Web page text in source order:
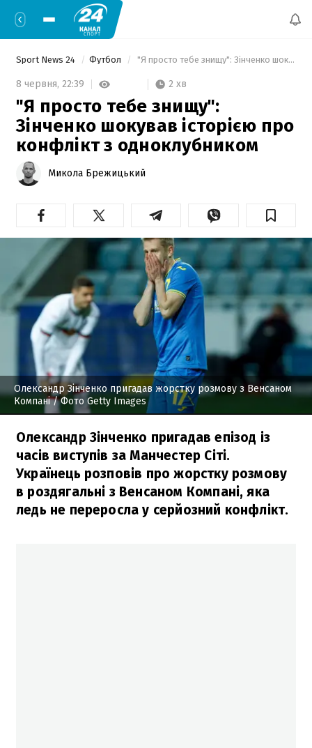
Sport News 24 Футбол "Я просто тебе знищу": Зінченко шокував історією про конфлікт з одноклубником
8 червня, 22:39 2 хв
"Я просто тебе знищу":
Зінченко шокував історією про
конфлікт з одноклубником
Микола Брежицький
Олександр Зінченко пригадав жорстку розмову з Венсаном
Компані/ Фото Getty Images
Олександр Зінченко пригадав епізод із
часів виступів за Манчестер Сіті.
Українець розповів про жорстку розмову
в роздягальні з Венсаном Компані, яка
ледь не переросла у серйозний конфлікт.